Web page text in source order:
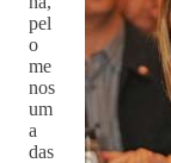
pel
o
me
nos
um
a
das